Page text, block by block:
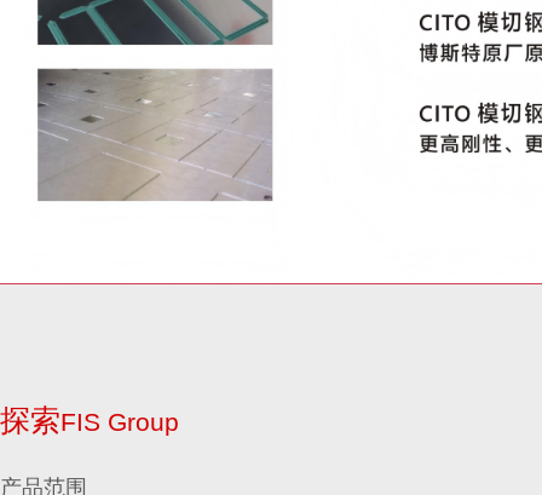
探索FIS Group
产品范围